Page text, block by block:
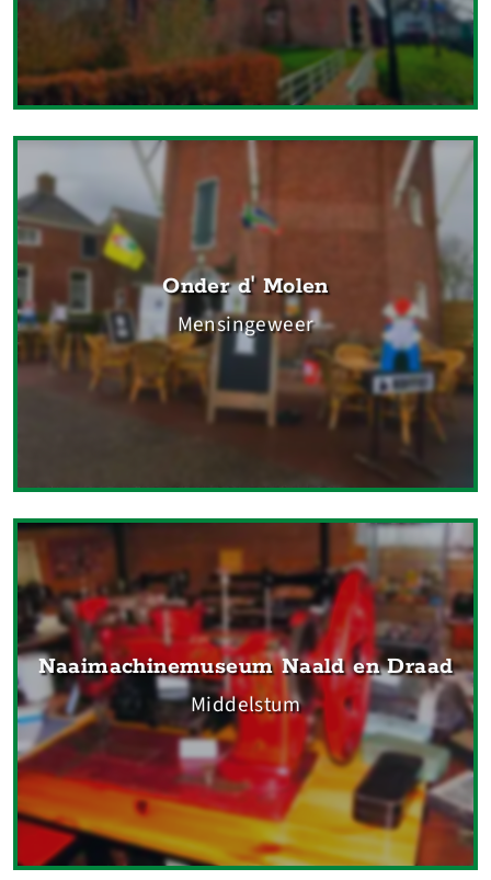
Onder d' Molen
Mensingeweer
Naaimachinemuseum Naald en Draad
Middelstum